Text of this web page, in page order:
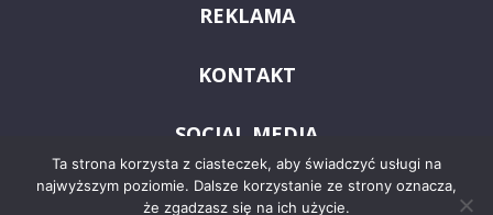
REKLAMA
KONTAKT
SOCIAL MEDIA
Ta strona korzysta z ciasteczek, aby świadczyć usługi na
najwyższym poziomie. Dalsze korzystanie ze strony oznacza,
że zgadzasz się na ich użycie.